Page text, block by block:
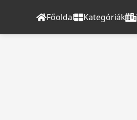
Főoldal Kategóriák